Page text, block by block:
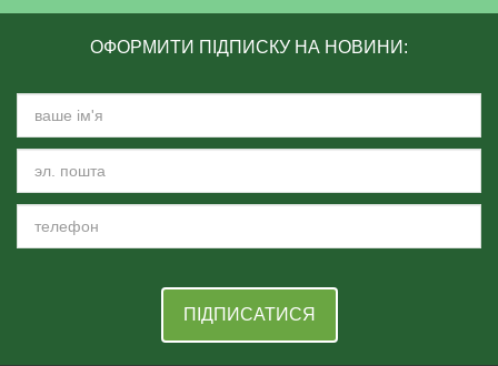
ОФОРМИТИ ПІДПИСКУ НА НОВИНИ:
ПІДПИСАТИСЯ